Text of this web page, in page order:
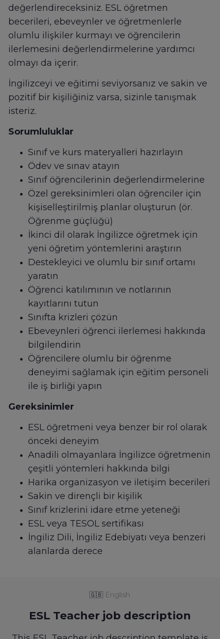
değerlendireceksiniz. ESL öğretmen
becerileri, ebeveynler ve öğretmenlerle
olumlu ilişkiler kurmayı ve öğrencilerin
ilerlemesini değerlendirmelerine yardımcı
olmayı da içerir.
İngilizceyi ve eğitimi seviyorsanız ve sakin ve
pozitif bir kişiliğiniz varsa, sizinle tanışmak
isteriz.
Sorumluluklar
Sınıf ve kurs materyalleri hazırlayın
Ödev ve sınav atayın
Sınıf öğrencilerinin değerlendirmelerine
Özel gereksinimleri olan öğrenciler için
kişiselleştirilmiş planlar oluşturun (ör.
Öğrenme güçlüğü)
İkinci dil olarak İngilizce öğretmek için
yeni öğretim yöntemlerini araştırın
Destekleyici ve olumlu bir sınıf ortamı
yaratın
Öğrenci katılımının ve notlarının
kayıtlarını tutun
Sınıfta krizleri çözün
Ebeveynleri öğrenci ilerlemesi hakkında
bilgilendirin
Öğrencilere olumlu bir öğrenme
deneyimi sağlamak için eğitim personeli
ile iş birliği yapın
Gereksinimler
ESL öğretmeni veya benzer bir rol olarak
önceki deneyim
Anadili olmayanlara İngilizce öğretmenin
çeşitli yöntemleri hakkında bilgi
Harika organizasyon ve iletişim becerileri
Sakin ve dirençli bir kişilik
Sınıf krizlerini idare etme yeteneği
ESL veya TESOL sertifikası
İngiliz Dili, İngiliz Edebiyatı veya benzeri
alanlarda derece
🇬🇧 English
ESL Teacher job description